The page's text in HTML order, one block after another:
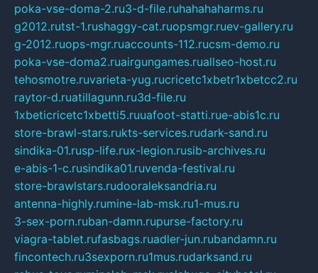
poka-vse-doma-2.ru3-d-file.ruhahahaharms.ru
g2012.rutst-1.rushaggy-cat.ruopsmgr.ruev-gallery.ru
g-2012.ruops-mgr.ruaccounts-112.rucsm-demo.ru
poka-vse-doma2.ruairgungames.ruallseo-host.ru
tehosmotre.ruvarieta-yug.rucricetc1xbetr1xbetcc2.ru
raytor-d.ruatillagunn.ru3d-file.ru
1xbeticricetc1xbetti5.ruuafoot-statti.rue-abis1c.ru
store-brawl-stars.rukts-services.rudark-sand.ru
sindika-01.rusp-life.rux-legion.rusib-archives.ru
e-abis-1-c.rusindika01.ruvenda-festival.ru
store-brawlstars.rudooraleksandria.ru
antenna-highly.rumine-lab-msk.ru1-mus.ru
3-sex-porn.ruban-damn.rupurse-factory.ru
viagra-tablet.rufasbags.ruadler-jun.rubandamn.ru
fincontech.ru3sexporn.ru1mus.rudarksand.ru